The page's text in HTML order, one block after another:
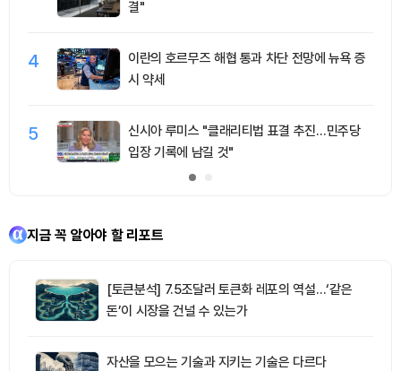
결"
4
이란의 호르무즈 해협 통과 차단 전망에 뉴욕 증
시 약세
5
신시아 루미스 "클래리티법 표결 추진…민주당
입장 기록에 남길 것"
지금 꼭 알아야 할 리포트
[토큰분석] 7.5조달러 토큰화 레포의 역설…‘같은
돈’이 시장을 건널 수 있는가
자산을 모으는 기술과 지키는 기술은 다르다